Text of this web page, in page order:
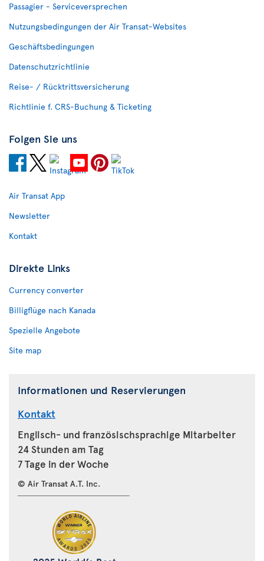
Passagier - Serviceversprechen
Nutzungsbedingungen der Air Transat-Websites
Geschäftsbedingungen
Datenschutzrichtlinie
Reise- / Rücktrittsversicherung
Richtlinie f. CRS-Buchung & Ticketing
Folgen Sie uns
Air Transat App
Newsletter
Kontakt
Direkte Links
Currency converter
Billigflüge nach Kanada
Spezielle Angebote
Site map
Informationen und Reservierungen
Kontakt
Englisch- und französischsprachige Mitarbeiter
24 Stunden am Tag
7 Tage in der Woche
© Air Transat A.T. Inc.